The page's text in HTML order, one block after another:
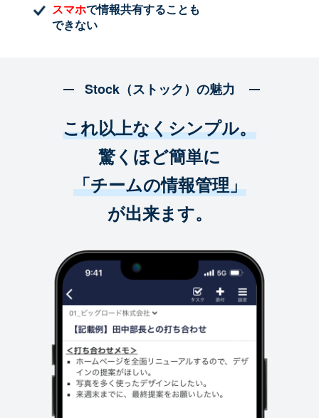
スマホで情報共有することも
できない
Stock（ストック）の魅力
これ以上なくシンプル。
驚くほど簡単に
「チームの情報管理」
が出来ます。